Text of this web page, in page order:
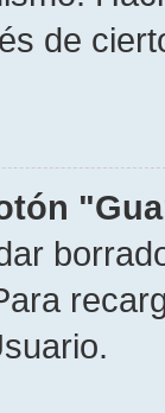
de